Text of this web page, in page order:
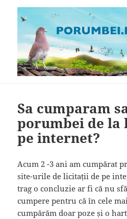
Sa cumparam
porumbei de
pe internet?
Acum 2 -3 ani am cumpărat
site-urile de licitații de pe
trag o concluzie ar fi că nu
cumpere pentru că în cele
cumpărăm doar poze și o